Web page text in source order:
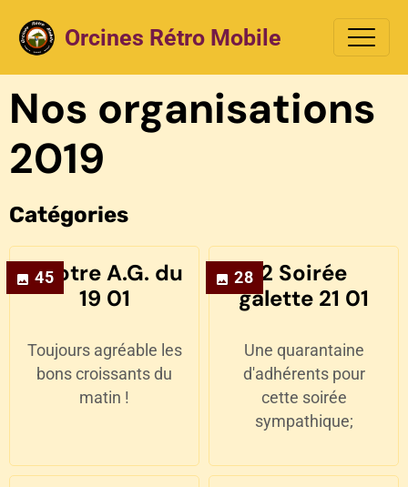
Orcines Rétro Mobile
Nos organisations
2019
Catégories
45
1 Notre A.G. du
19 01
Toujours agréable les
bons croissants du
matin !
28 2 Soirée
galette 21 01
Une quarantaine
d'adhérents pour
cette soirée
sympathique;